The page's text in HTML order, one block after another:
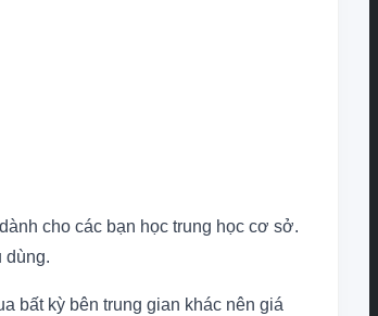
cho các bạn học trung học cơ sở.
dùng.
bất kỳ bên trung gian khác nên giá